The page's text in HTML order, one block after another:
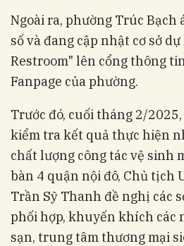
Ngoài ra, phường Trúc Bạch
số và đang cập nhật cơ sở
Restroom" lên cổng thông
Fanpage của phường.
Trước đó, cuối tháng 2/
kiểm tra kết quả thực hiện
chất lượng công tác vệ sinh
bàn 4 quận nội đô, Chủ tịch
Trần Sỹ Thanh đề nghị các
phối hợp, khuyến khích các
sạn, trung tâm thương mại